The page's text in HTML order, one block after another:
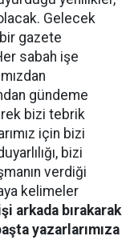
Gelecek
bir gazete
sabah işe
gündeme
bizi tebrik
için bizi
bizi
verdiği
kelimeler
arkada bırakarak
yazarlarımıza